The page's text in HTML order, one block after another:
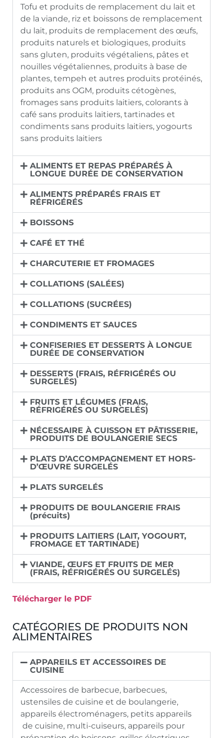
Tofu et produits de remplacement du lait et
de la viande, riz et boissons de remplacement
du lait, produits de remplacement des œufs,
produits naturels et biologiques, produits
sans gluten, produits végétaliens, pâtes et
nouilles végétaliennes, produits à base de
plantes, tempeh et autres produits protéinés,
produits ans OGM, produits cétogènes,
fromages sans produits laitiers, colorants à
café sans produits laitiers, tartinades et
condiments sans produits laitiers, yogourts
sans produits laitiers
ALIMENTS ET REPAS PRÉPARÉS À
LONGUE DURÉE DE CONSERVATION
ALIMENTS PRÉPARÉS FRAIS ET
RÉFRIGÉRÉS
BOISSONS
CAFÉ ET THÉ
CHARCUTERIE ET FROMAGES
COLLATIONS (SALÉES)
COLLATIONS (SUCRÉES)
CONDIMENTS ET SAUCES
CONFISERIES ET DESSERTS À LONGUE
DURÉE DE CONSERVATION
DESSERTS (FRAIS, RÉFRIGÉRÉS OU
SURGELÉS)
FRUITS ET LÉGUMES (FRAIS,
RÉFRIGÉRÉS OU SURGELÉS)
NÉCESSAIRE À CUISSON ET PÂTISSERIE,
PRODUITS DE BOULANGERIE SECS
PLATS D’ACCOMPAGNEMENT ET HORS-
D’ŒUVRE SURGELÉS
PLATS SURGELÉS
PRODUITS DE BOULANGERIE FRAIS
(précuits)
PRODUITS LAITIERS (LAIT, YOGOURT,
FROMAGE ET TARTINADE)
VIANDE, ŒUFS ET FRUITS DE MER
(FRAIS, RÉFRIGÉRÉS OU SURGELÉS)
Télécharger le PDF
CATÉGORIES DE PRODUITS NON
ALIMENTAIRES
APPAREILS ET ACCESSOIRES DE
CUISINE
Accessoires de barbecue, barbecues,
ustensiles de cuisine et de boulangerie,
appareils électroménagers, petits appareils
de cuisine, multi-cuiseurs, appareils pour